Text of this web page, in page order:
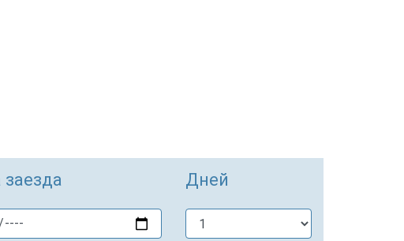
Дней